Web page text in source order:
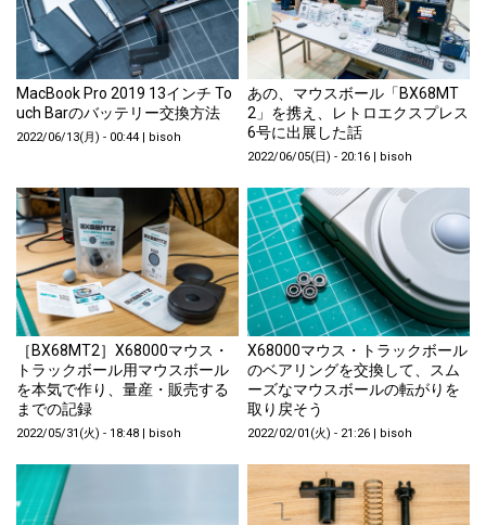
MacBook Pro 2019 13インチ To
uch Barのバッテリー交換方法
2022/06/13(月) - 00:44 bisoh
あの、マウスボール「BX68MT
2」を携え、レトロエクスプレス
6号に出展した話
2022/06/05(日) - 20:16 bisoh
［BX68MT2］X68000マウス・
トラックボール用マウスボール
を本気で作り、量産・販売する
までの記録
2022/05/31(火) - 18:48 | bisoh
X68000マウス・トラックボール
のベアリングを交換して、スム
ーズなマウスボールの転がりを
取り戻そう
2022/02/01(火) - 21:26 | bisoh